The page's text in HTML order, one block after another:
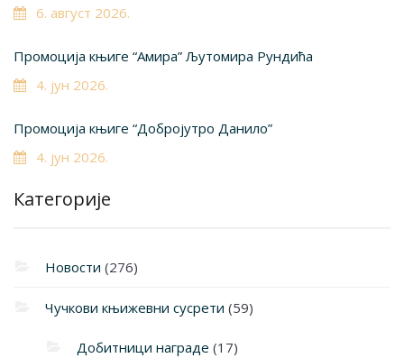
6. август 2026.
Промоција књиге “Амира” Љутомира Рундића
4. јун 2026.
Промоција књиге “Добројутро Данило”
4. јун 2026.
Категорије
Новости (276)
Чучкови књижевни сусрети (59)
Добитници награде (17)